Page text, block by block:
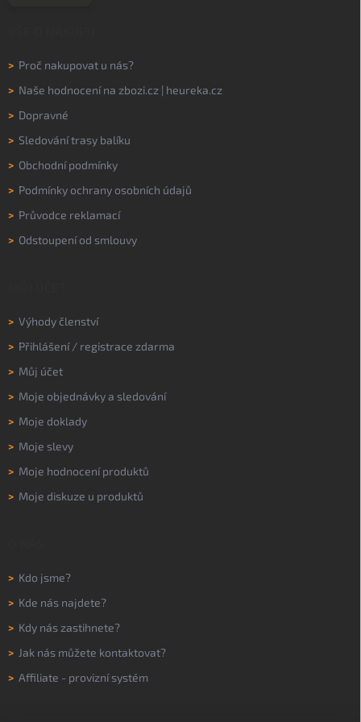
> Proč nakupovat u nás?
> Naše hodnocení na zbozi.cz | heureka.cz
> Dopravné
> Sledování trasy balíku
> Obchodní podmínky
> Podmínky ochrany osobních údajů
> Průvodce reklamací
> Odstoupení od smlouvy
> Výhody členství
> Přihlášení/ registrace zdarma
> Můj účet
> Moje objednávky a sledování
> Moje doklady
> Moje slevy
> Moje hodnocení produktů
> Moje diskuze u produktů
> Kdo jsme?
> Kde nás najdete?
> Kdy nás zastihnete?
> Jak nás můžete kontaktovat?
> Affiliate - provizní systém